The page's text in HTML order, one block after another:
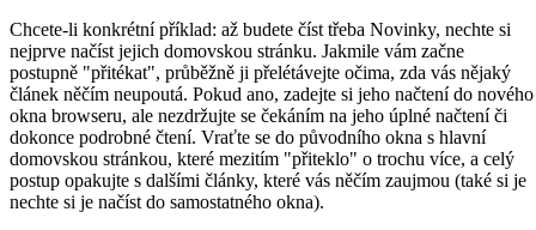
Chcete-li konkrétní příklad: až budete číst třeba Novinky, nechte si
nejprve načíst jejich domovskou stránku. Jakmile vám začne
postupně "přitékat", průběžně ji přelétávejte očima, zda vás nějaký
článek něčím neupoutá. Pokud ano, zadejte si jeho načtení do nového
okna browseru, ale nezdržujte se čekáním na jeho úplné načtení či
dokonce podrobné čtení. Vraťte se do původního okna s hlavní
domovskou stránkou, které mezitím "přiteklo" o trochu více, a celý
postup opakujte s dalšími články, které vás něčím zaujmou (také si je
nechte si je načíst do samostatného okna).